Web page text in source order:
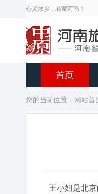
心灵故乡，老家河南！
首页
您的当前位置： 网站首
王小姐是北京